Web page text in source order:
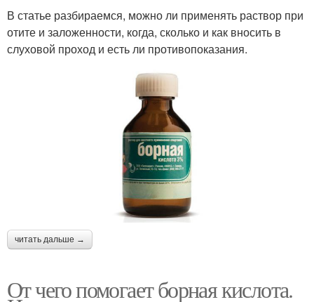
В статье разбираемся, можно ли применять раствор при
отите и заложенности, когда, сколько и как вносить в
слуховой проход и есть ли противопоказания.
читать дальше →
От чего помогает борная кислота.